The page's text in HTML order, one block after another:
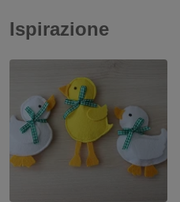
Ispirazione